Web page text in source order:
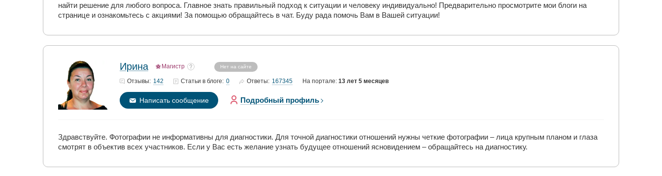
найти решение для любого вопроса. Главное знать правильный подход к ситуации и человеку индивидуально! Предварительно просмотрите мои блоги на
странице и ознакомьтесь с акциями! За помощью обращайтесь в чат. Буду рада помочь Вам в Вашей ситуации!
Ирина Магистр Нет на сайте
Отзывы: 142 Статьи в блоге: 0 Ответы: 167345 На портале: 13 лет 5 месяцев
Написать сообщение Подробный профиль
Здравствуйте. Фотографии не информативны для диагностики. Для точной диагностики отношений нужны четкие фотографии – лица крупным планом и глаза
смотрят в объектив всех участников. Если у Вас есть желание узнать будущее отношений ясновидением – обращайтесь на диагностику.